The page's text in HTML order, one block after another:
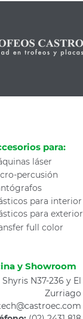
para:
láser
percusión
para interior
para exterior
full color
y Showroom
N37-236 y El
Zurriago